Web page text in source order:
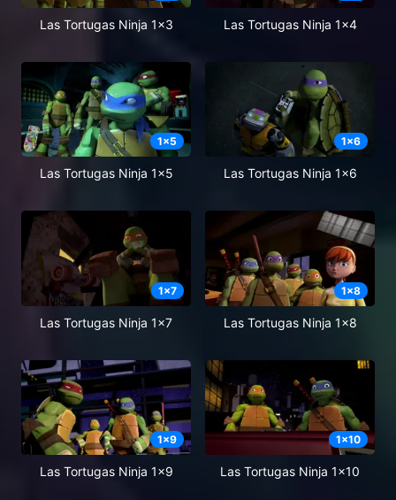
Las Tortugas Ninja 1x3 Las Tortugas Ninja 1x4
1x5
Las Tortugas Ninja 1x5
1x6
Las Tortugas Ninja 1x6
1x7
Las Tortugas Ninja 1x7
1x8
Las Tortugas Ninja 1x8
1x9
Las Tortugas Ninja 1x9
1x10
Las Tortugas Ninja 1x10